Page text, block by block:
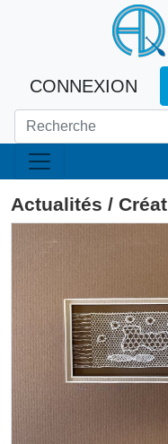
CONNEXION
Actualités /